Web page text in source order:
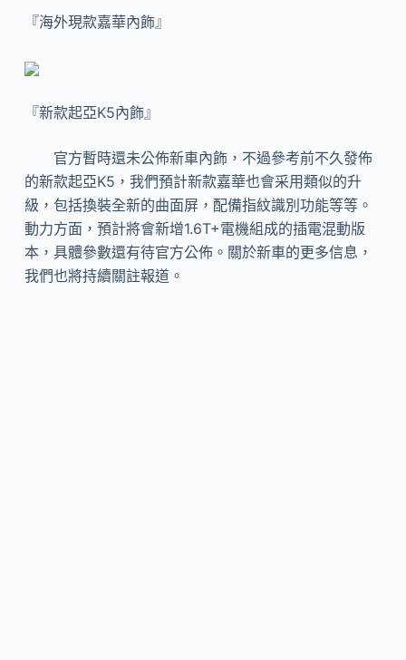
『海外現款嘉華內飾』
『新款起亞K5內飾』
官方暫時還未公佈新車內飾，不過參考前不久發佈
的新款起亞K5，我們預計新款嘉華也會采用類似的升
級，包括換裝全新的曲面屏，配備指紋識別功能等等。
動力方面，預計將會新增1.6T+電機組成的插電混動版
本，具體參數還有待官方公佈。關於新車的更多信息，
我們也將持續關註報道。